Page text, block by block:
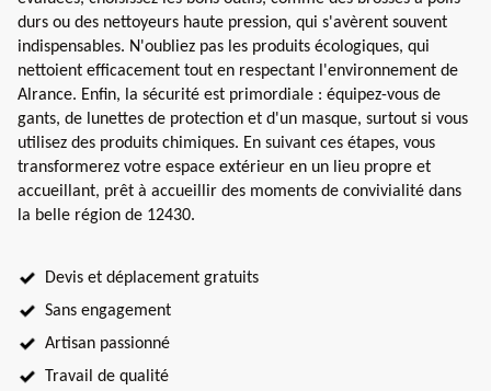
durs ou des nettoyeurs haute pression, qui s'avèrent souvent
indispensables. N'oubliez pas les produits écologiques, qui
nettoient efficacement tout en respectant l'environnement de
Alrance. Enfin, la sécurité est primordiale : équipez-vous de
gants, de lunettes de protection et d'un masque, surtout si vous
utilisez des produits chimiques. En suivant ces étapes, vous
transformerez votre espace extérieur en un lieu propre et
accueillant, prêt à accueillir des moments de convivialité dans
la belle région de 12430.
Devis et déplacement gratuits
Sans engagement
Artisan passionné
Travail de qualité